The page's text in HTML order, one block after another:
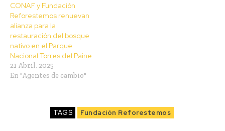
CONAF y Fundación
Reforestemos renuevan
alianza para la
restauración del bosque
nativo en el Parque
Nacional Torres del Paine
21 Abril, 2025
En "Agentes de cambio"
TAGS Fundación Reforestemos